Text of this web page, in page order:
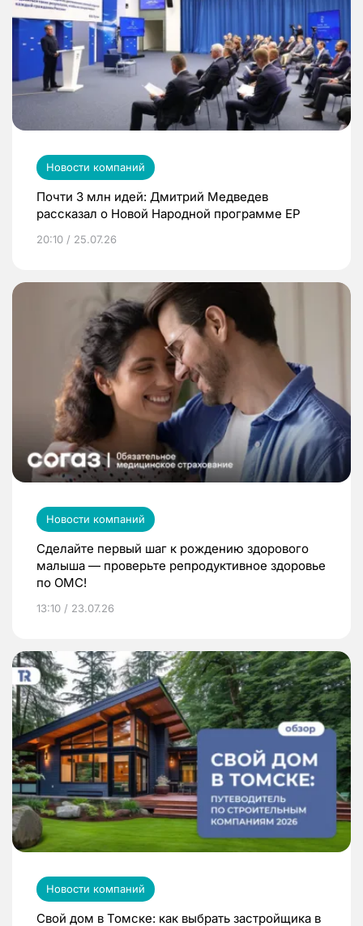
Новости компаний
Почти 3 млн идей: Дмитрий Медведев
рассказал о Новой Народной программе ЕР
20:10 / 25.07.26
Новости компаний
Сделайте первый шаг к рождению здорового
малыша — проверьте репродуктивное здоровье
по ОМС!
13:10 / 23.07.26
Новости компаний
Свой дом в Томске: как выбрать застройщика в